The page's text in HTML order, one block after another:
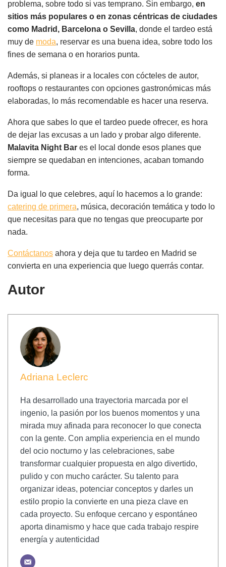
problema, sobre todo si vas temprano. Sin embargo, en
sitios más populares o en zonas céntricas de ciudades
como Madrid, Barcelona o Sevilla, donde el tardeo está
muy de moda, reservar es una buena idea, sobre todo los
fines de semana o en horarios punta.
Además, si planeas ir a locales con cócteles de autor,
rooftops o restaurantes con opciones gastronómicas más
elaboradas, lo más recomendable es hacer una reserva.
Ahora que sabes lo que el tardeo puede ofrecer, es hora
de dejar las excusas a un lado y probar algo diferente.
Malavita Night Bar es el local donde esos planes que
siempre se quedaban en intenciones, acaban tomando
forma.
Da igual lo que celebres, aquí lo hacemos a lo grande:
catering de primera, música, decoración temática y todo lo
que necesitas para que no tengas que preocuparte por
nada.
Contáctanos ahora y deja que tu tardeo en Madrid se
convierta en una experiencia que luego querrás contar.
Autor
Adriana Leclerc
Ha desarrollado una trayectoria marcada por el
ingenio, la pasión por los buenos momentos y una
mirada muy afinada para reconocer lo que conecta
con la gente. Con amplia experiencia en el mundo
del ocio nocturno y las celebraciones, sabe
transformar cualquier propuesta en algo divertido,
pulido y con mucho carácter. Su talento para
organizar ideas, potenciar conceptos y darles un
estilo propio la convierte en una pieza clave en
cada proyecto. Su enfoque cercano y espontáneo
aporta dinamismo y hace que cada trabajo respire
energía y autenticidad